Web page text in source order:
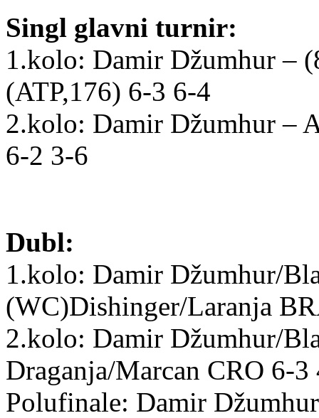
Singl glavni turnir:
1.kolo: Damir Džumhur –
(ATP,176) 6-3 6-4
2.kolo: Damir Džumhur –
6-2 3-6
Dubl:
1.kolo: Damir Džumhur/
(WC)Dishinger/Laranja
2.kolo: Damir Džumhur/
Draganja/Marcan CRO 6-3
Polufinale: Damir